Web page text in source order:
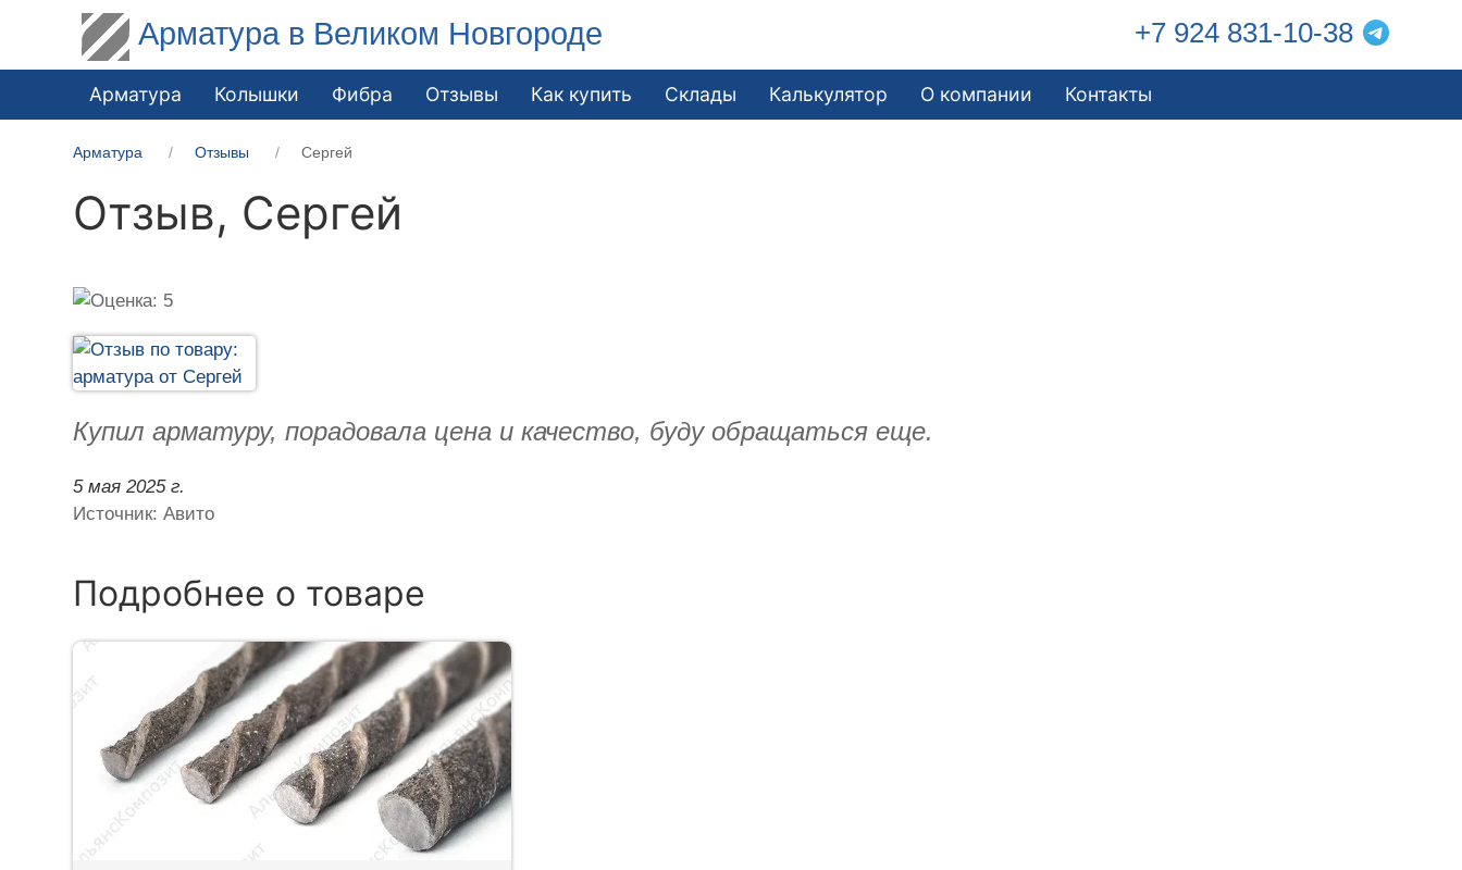
Арматура в Великом Новгороде +7 924 831-10-38
Арматура Колышки Фибра Отзывы Как купить Склады Калькулятор О компании Контакты
Арматура Отзывы Сергей
Отзыв, Сергей
Купил арматуру, порадовала цена и качество, буду обращаться еще.
5 мая 2025 г.
Источник: Авито
Подробнее о товаре